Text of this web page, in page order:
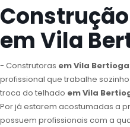
em Vila
- Construtoras em Vila Bertioga
profissional que trabalhe
troca do telhado em Vila
Por já estarem acostumadas a
possuem profissionais com a